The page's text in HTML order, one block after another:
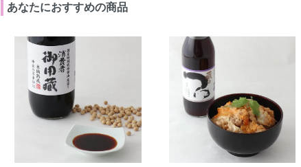
ショップからのコメント
この度は、うまかだしをお買い求めいただき誠にあり
なエピソードありがとうございます。これからも末
努力して参ります。（2022/06/10 10:20:12）
ちび 50代
2021/12/19 20:25:40
料理が、美味しくなります。
あなたにおすすめの商品